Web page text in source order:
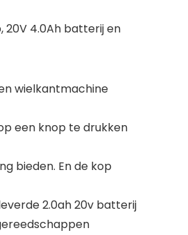
20V 4.0Ah batterij en
wielkantmachine
een knop te drukken
bieden. En de kop
2.0ah 20v batterij